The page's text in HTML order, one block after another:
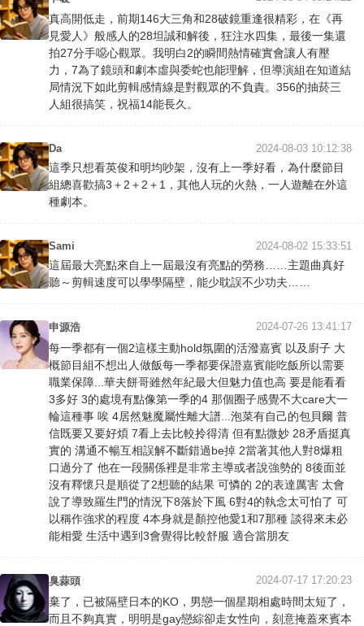
真高開低走，前期146大三角和28破鏡重逢很精彩，在《再
見愛人》般感人的28坦誠和解後，狂注水四集，最後一集還
拍27分手噁心觀眾。我明白2的瞬間熱情確實會讓人有壓
力，7為了鏡頭和劇本虛與委蛇也能理解，但導演組在知道結
局情況下如此剪輯感情線是對觀眾的不負責。356的抽菸三
人組很搞笑，祝福14能長久。
Da 2024-08-03 10:12:38
這季只想看英俊和明均吵架，沒有上一季好看，為什麼節目
組總喜歡搞3＋2＋2＋1，其他人玩的火熱，一人遊離在外這
種劇本。
Sami 2024-08-02 15:33:51
這屆最大亮點來自上一屆最沒有亮點的勞務……主題曲真好
聽～剪輯速度可以學學隔壁，能少耽誤不少功夫……
申源浩 2024-07-26 13:41:17
每一季都有一個2這樣主動hold氛圍的活潑嘉賓 以及廚子 大
概節目組不想出人做飯每一季都要保證嘉賓能吃飯所以需要
職業保障...華夫餅哥雖然年紀最大但魅力值也高 要是能看看
3多好 3的處境有點像第一季的4 那個圈子感覺不大care大一
輪這種事 唉 4居然魅魔屬性離大譜...泡菜有自己的包貝爾 普
信既要又要好煩 7看上去比較拎得清 但有點微妙 28矛盾挺真
實的 溝通不暢互相誤解不斷錯過be掉 2當著其他人對8爆粗
口過分了 他在一段關係裡是非常主導或者說強勢的 8後面並
沒有釋懷只是順從了2想聽的結果 可憐的 2的表達厲害 太會
說了導致羅生門的情況下8落於下風 6對4的執念太可怕了 可
以稱作強求的程度 4本身就是顏控他愛1和7那種 談得來未必
能相愛 生活中遇到3會覺得比較舒服 適合當朋友
臭蒜頭 2024-07-17 17:20:23
棄了，已被隔壁日本的KO，男戀一個星期相處時間太短了，
而且不夠真實，明明是gay戀綜卻走女性向，刻意掩蓋來賓本